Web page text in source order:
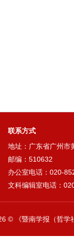
联系方式
地址：广东省广州市
邮编：510632
办公室电话：020-
文科编辑室电话：
© 《暨南学报（哲